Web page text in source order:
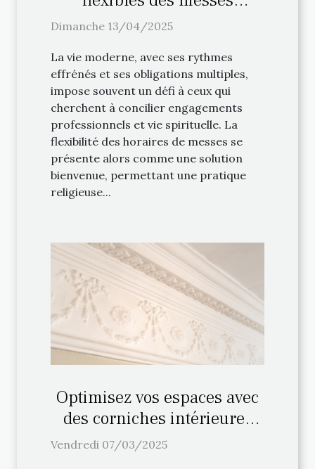
facilitent la pratique
Dimanche 13/04/2025
La vie moderne, avec ses rythmes
effrénés et ses obligations multiples,
impose souvent un défi à ceux qui
cherchent à concilier engagements
professionnels et vie spirituelle. La
flexibilité des horaires de messes se
présente alors comme une solution
bienvenue, permettant une pratique
religieuse...
Optimisez vos espaces avec
des corniches intérieures
haut de gamme
Vendredi 07/03/2025